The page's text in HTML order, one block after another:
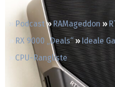
Podcast RAMageddon
RX 9000 „Deals“
Ideale
CPU-Rangliste